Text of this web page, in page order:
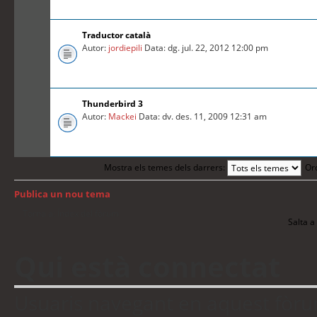
Traductor català
Autor: jordiepili Data: dg. jul. 22, 2012 12:00 pm
Thunderbird 3
Autor: Mackei Data: dv. des. 11, 2009 12:31 am
Mostra els temes dels darrers:
Publica un nou tema
Salta a